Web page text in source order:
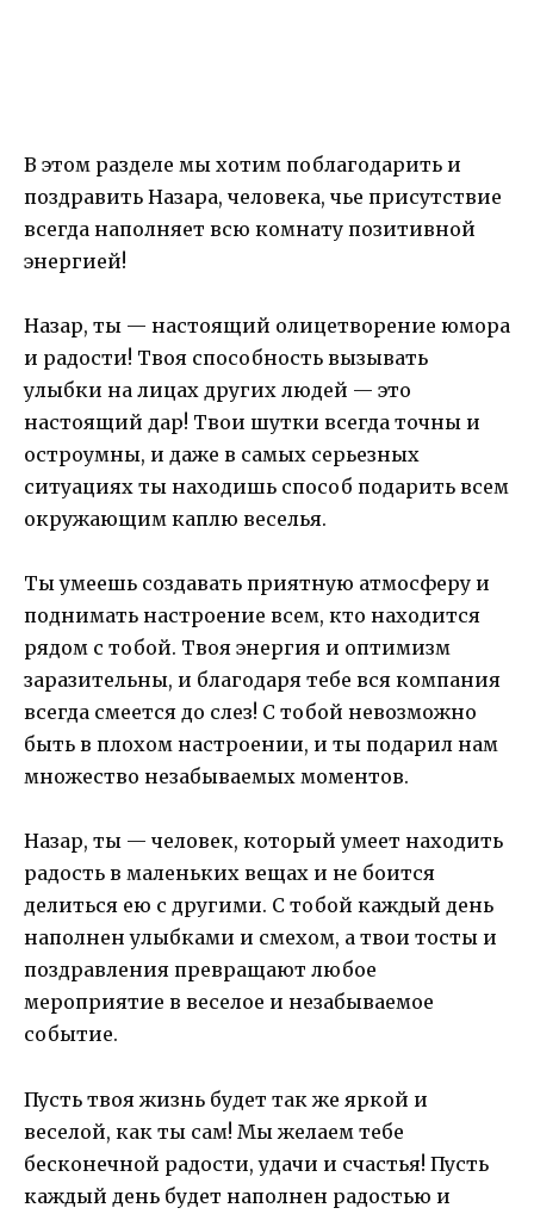
В этом разделе мы хотим поблагодарить и
поздравить Назара, человека, чье присутствие
всегда наполняет всю комнату позитивной
энергией!
Назар, ты — настоящий олицетворение юмора
и радости! Твоя способность вызывать
улыбки на лицах других людей — это
настоящий дар! Твои шутки всегда точны и
остроумны, и даже в самых серьезных
ситуациях ты находишь способ подарить всем
окружающим каплю веселья.
Ты умеешь создавать приятную атмосферу и
поднимать настроение всем, кто находится
рядом с тобой. Твоя энергия и оптимизм
заразительны, и благодаря тебе вся компания
всегда смеется до слез! С тобой невозможно
быть в плохом настроении, и ты подарил нам
множество незабываемых моментов.
Назар, ты — человек, который умеет находить
радость в маленьких вещах и не боится
делиться ею с другими. С тобой каждый день
наполнен улыбками и смехом, а твои тосты и
поздравления превращают любое
мероприятие в веселое и незабываемое
событие.
Пусть твоя жизнь будет так же яркой и
веселой, как ты сам! Мы желаем тебе
бесконечной радости, удачи и счастья! Пусть
каждый день будет наполнен радостью и